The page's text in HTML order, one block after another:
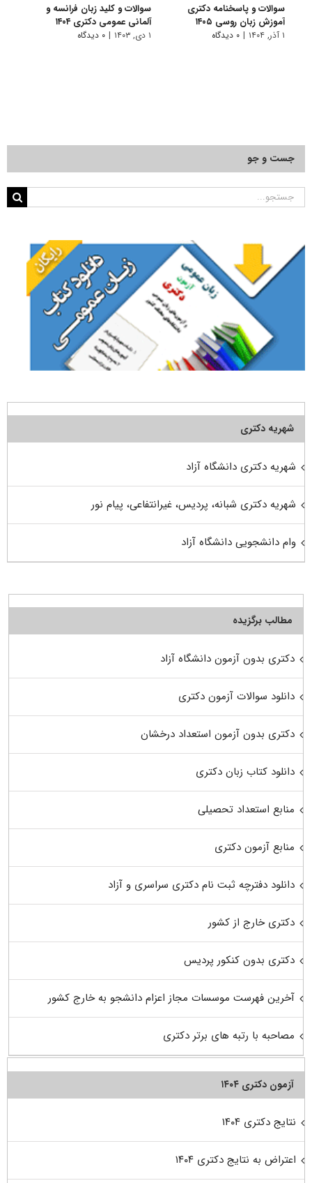
سوالات و پاسخنامه دکتری
آموزش زبان روسی ۱۴۰۵
۱ آذر, ۱۴۰۴ | ۰ دیدگاه
سوالات و کلید زبان فرانسه و
آلمانی عمومی دکتری ۱۴۰۴
۱ دی, ۱۴۰۳ | ۰ دیدگاه
جست و جو
جستجو
شهریه دکتری
شهریه دکتری دانشگاه آزاد
شهریه دکتری شبانه، پردیس، غیرانتفاعی، پیام نور
وام دانشجویی دانشگاه آزاد
مطالب برگزیده
دکتری بدون آزمون دانشگاه آزاد
دانلود سوالات آزمون دکتری
دکتری بدون آزمون استعداد درخشان
دانلود کتاب زبان دکتری
منابع استعداد تحصیلی
منابع آزمون دکتری
دانلود دفترچه ثبت نام دکتری سراسری و آزاد
دکتری خارج از کشور
دکتری بدون کنکور پردیس
آخرین فهرست موسسات مجاز اعزام دانشجو به خارج کشور
مصاحبه با رتبه های برتر دکتری
آزمون دکتری ۱۴۰۴
نتایج دکتری ۱۴۰۴
اعتراض به نتایج دکتری ۱۴۰۴